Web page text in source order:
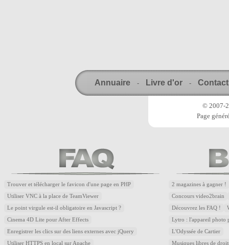
Annuaire - Livre d'or - Contact
© 2007-
Page
Trouver et télécharger le favicon d'une page en PHP
Utiliser VNC à la place de TeamViewer
Le point virgule est-il obligatoire en Javascript ?
Cinema 4D Lite pour After Effects
Enregistrer les clics sur des liens externes avec jQuery
Utiliser HTTPS en local sur Apache
2 magazines à gagner !
Concours video2brain
Découvrez les FAQ !
Lytro : l'appareil photo
L'Odyssée de Cartier
Musiques libres de